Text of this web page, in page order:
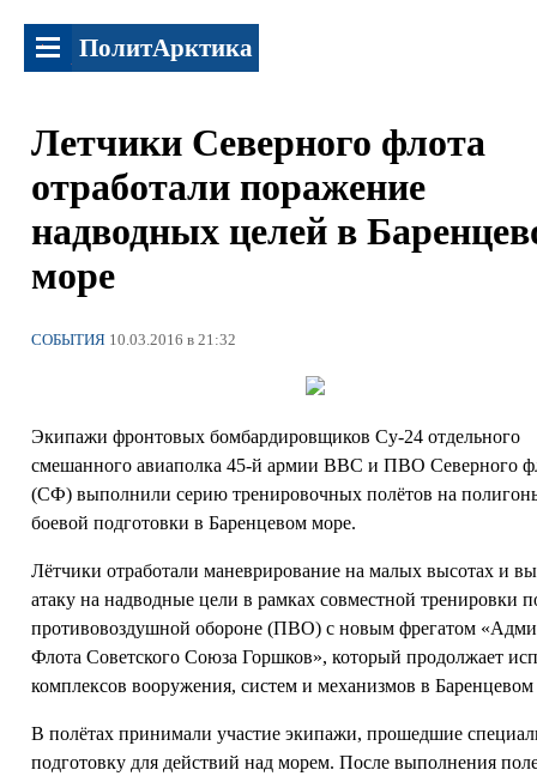
ПолитАрктика
Летчики Северного флота
отработали поражение
надводных целей в
море
СОБЫТИЯ 10.03.2016 в 21:32
Экипажи фронтовых бомбардировщиков Су-24 отдельного
смешанного авиаполка 45-й армии ВВС и ПВО Северного
(СФ) выполнили серию тренировочных полётов на
боевой подготовки в Баренцевом море.
Лётчики отработали маневрирование на малых высотах и
атаку на надводные цели в рамках совместной тренировки
противовоздушной обороне (ПВО) с новым фрегатом
Флота Советского Союза Горшков», который продолжает
комплексов вооружения, систем и механизмов в
В полётах принимали участие экипажи, прошедшие
подготовку для действий над морем. После выполнения